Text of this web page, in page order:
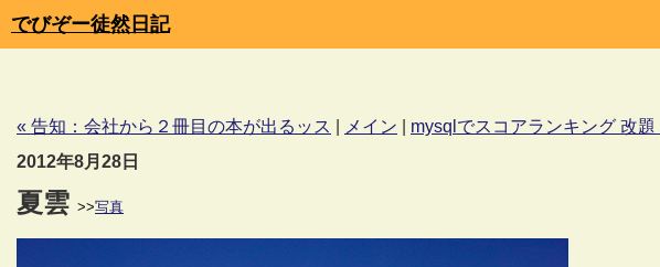
でびぞー徒然日記
« 告知：会社から２冊目の本が出るッス メイン
mysqlでスコアランキング 改
2012年8月28日
夏雲 >>写真